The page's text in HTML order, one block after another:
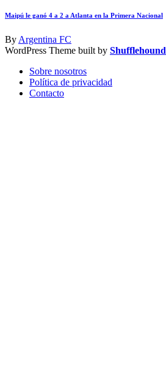
Maipú le ganó 4 a 2 a Atlanta en la Primera Nacional
By Argentina FC
WordPress Theme built by Shufflehound
Sobre nosotros
Política de privacidad
Contacto